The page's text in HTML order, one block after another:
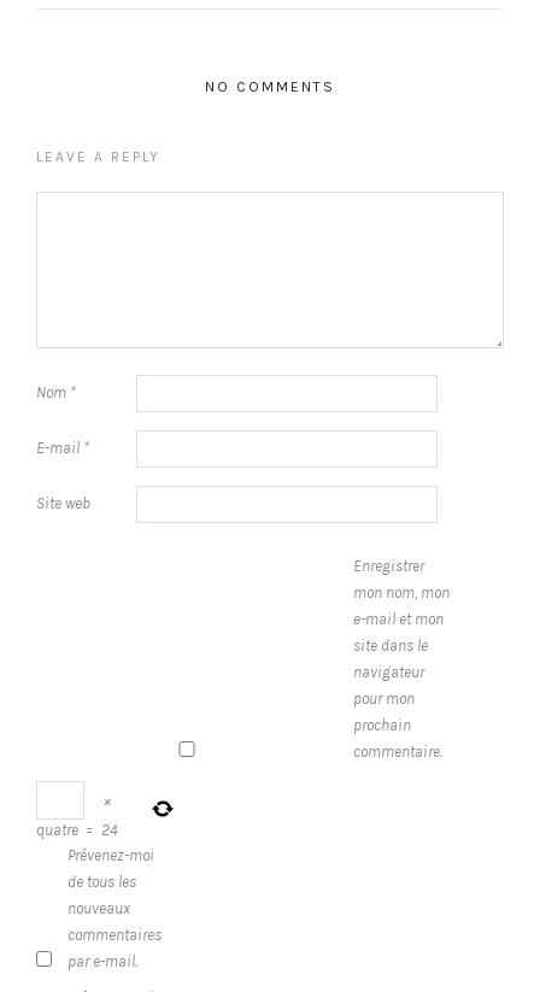
NO COMMENTS
LEAVE A REPLY
Nom *
E-mail *
Site web
Enregistrer
mon nom, mon
e-mail et mon
site dans le
navigateur
pour mon
prochain
commentaire.
×
quatre = 24
Prévenez-moi
de tous les
nouveaux
commentaires
par e-mail.